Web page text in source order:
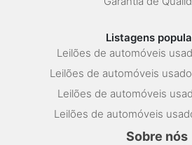
Listagens
Leilões de automóveis
Leilões de automóveis
Leilões de automóveis
Leilões de automóveis
Sobre nós